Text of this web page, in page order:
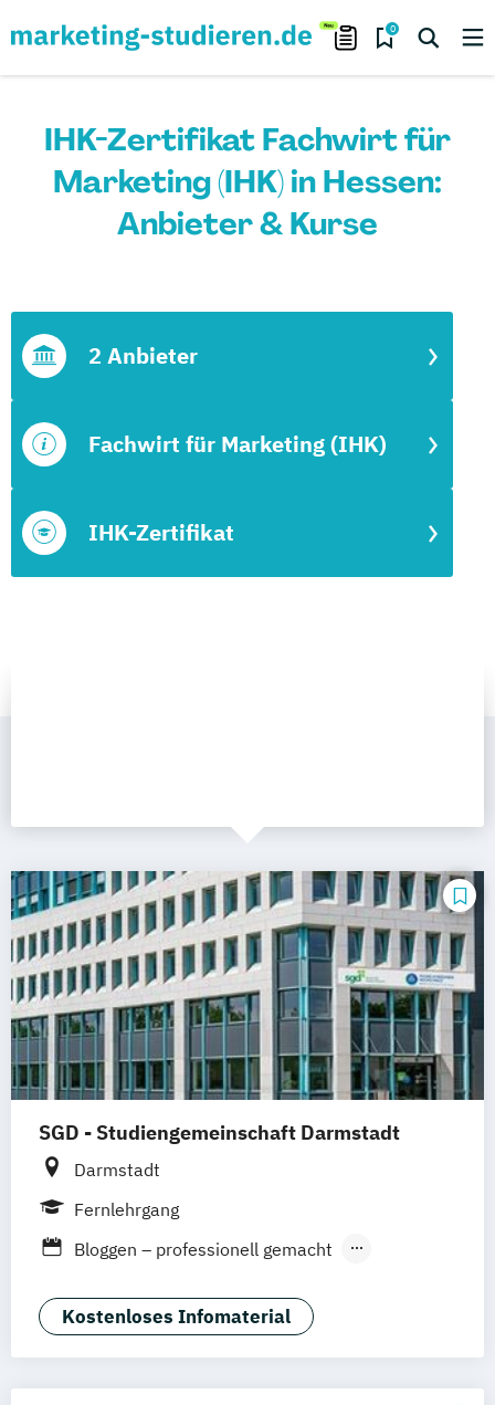
0
IHK-Zertifikat Fachwirt für
Marketing (IHK) in Hessen:
Anbieter & Kurse
IHK-Zertifikat
Fachwirt für Marketing (IHK)
2 Anbieter
SGD - Studiengemeinschaft Darmstadt
Darmstadt
Fernlehrgang
Bloggen – professionell gemacht
E-Commerce-Manager/in (IHK)
Fachkurs Social Management
Kostenloses Infomaterial